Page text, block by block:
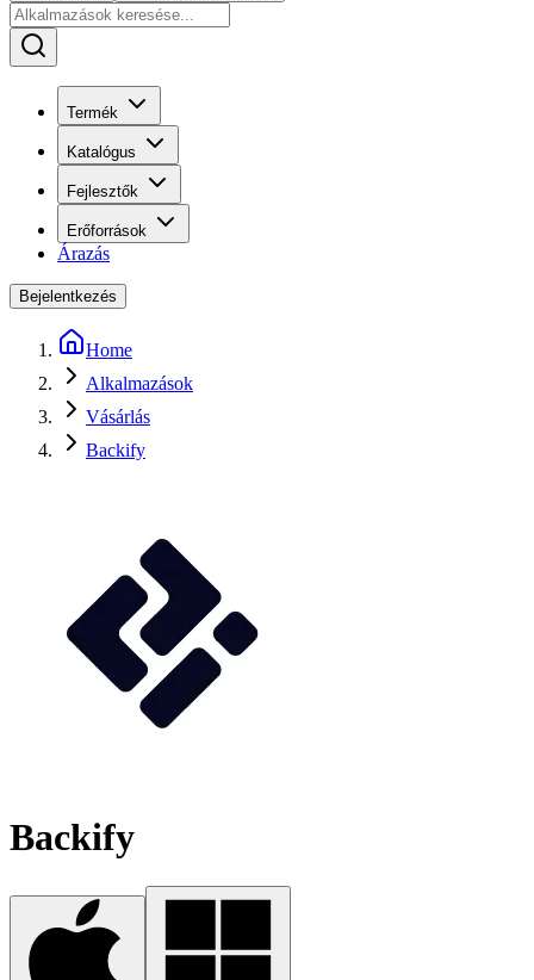
Termék
Katalógus
Fejlesztők
Erőforrások
Árazás
Bejelentkezés
Home
Alkalmazások
Vásárlás
Backify
Backify